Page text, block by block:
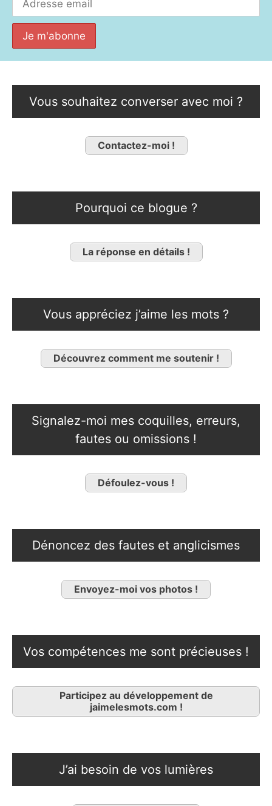
Vous souhaitez converser avec moi ?
Contactez-moi !
Pourquoi ce blogue ?
La réponse en détails !
Vous appréciez j’aime les mots ?
Découvrez comment me soutenir !
Signalez-moi mes coquilles, erreurs,
fautes ou omissions !
Défoulez-vous !
Dénoncez des fautes et anglicismes
Envoyez-moi vos photos !
Vos compétences me sont précieuses !
Participez au développement de
jaimelesmots.com !
J’ai besoin de vos lumières